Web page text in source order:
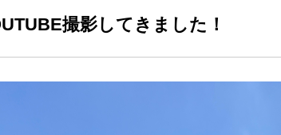
撮影してきました！